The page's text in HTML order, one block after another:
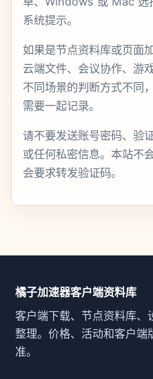
系统提示。
如果是节点资料库或页面
云端文件、会议协作、游
不同场景的判断方式不同
需要一起记录。
请不要发送账号密码、验
或任何私密信息。本站不
会要求转发验证码。
橘子加速器客户端资料库
客户端下载、节点资料库、
整理。价格、活动和客户端
准。